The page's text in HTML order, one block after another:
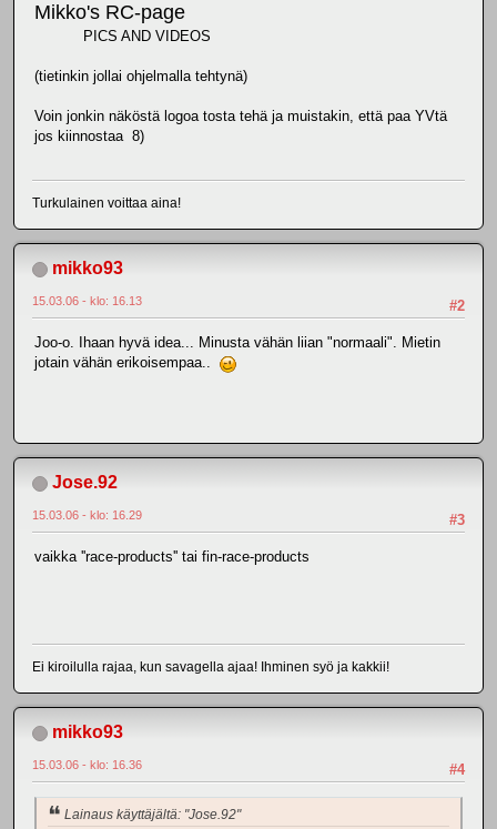
Mikko's RC-page
PICS AND VIDEOS
(tietinkin jollai ohjelmalla tehtynä)
Voin jonkin näköstä logoa tosta tehä ja muistakin, että paa YVtä
jos kiinnostaa 8)
Turkulainen voittaa aina!
mikko93
#2
15.03.06 - klo: 16.13
Joo-o. Ihaan hyvä idea... Minusta vähän liian "normaali". Mietin
jotain vähän erikoisempaa..
Jose.92
#3
15.03.06 - klo: 16.29
vaikka ''race-products'' tai fin-race-products
Ei kiroilulla rajaa, kun savagella ajaa! Ihminen syö ja kakkii!
mikko93
#4
15.03.06 - klo: 16.36
Lainaus käyttäjältä: "Jose.92"